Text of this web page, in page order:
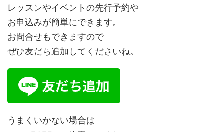
レッスンやイベントの先行予約や
お申込みが簡単にできます。
お問合せもできますので
ぜひ友だち追加してくださいね。
うまくいかない場合は